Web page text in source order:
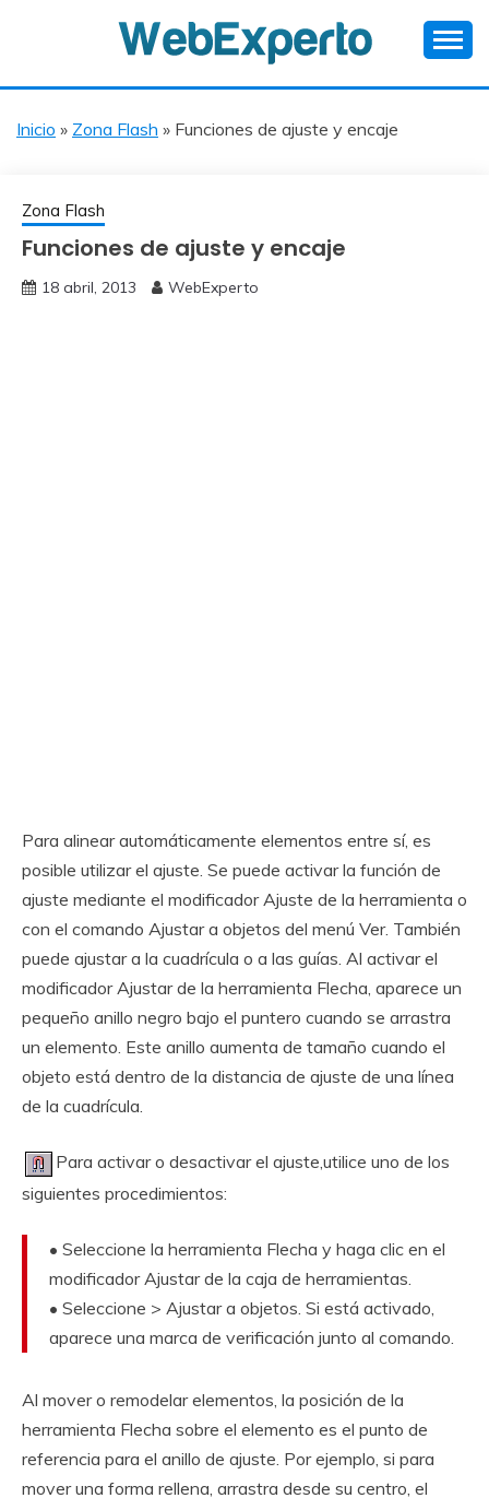
WEBEXPERTO
Inicio » Zona Flash » Funciones de ajuste y encaje
Zona Flash
Funciones de ajuste y encaje
18 abril, 2013 WebExperto
Para alinear automáticamente elementos entre sí, es
posible utilizar el ajuste. Se puede activar la función de
ajuste mediante el modificador Ajuste de la herramienta o
con el comando Ajustar a objetos del menú Ver. También
puede ajustar a la cuadrícula o a las guías. Al activar el
modificador Ajustar de la herramienta Flecha, aparece un
pequeño anillo negro bajo el puntero cuando se arrastra
un elemento. Este anillo aumenta de tamaño cuando el
objeto está dentro de la distancia de ajuste de una línea
de la cuadrícula.
Para activar o desactivar el ajuste,utilice uno de los
siguientes procedimientos:
• Seleccione la herramienta Flecha y haga clic en el
modificador Ajustar de la caja de herramientas.
• Seleccione > Ajustar a objetos. Si está activado,
aparece una marca de verificación junto al comando.
Al mover o remodelar elementos, la posición de la
herramienta Flecha sobre el elemento es el punto de
referencia para el anillo de ajuste. Por ejemplo, si para
mover una forma rellena, arrastra desde su centro, el